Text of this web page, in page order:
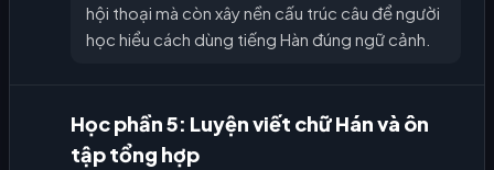
hội thoại mà còn xây nền cấu trúc câu để người
học hiểu cách dùng tiếng Hàn đúng ngữ cảnh.
Học phần 5: Luyện viết chữ Hán và ôn
tập tổng hợp